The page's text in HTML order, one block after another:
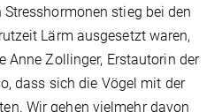
Stresshormonen stieg bei den
Lärm ausgesetzt waren,
Anne Zollinger, Erstautorin der
dass sich die Vögel mit der
Wir gehen vielmehr davon